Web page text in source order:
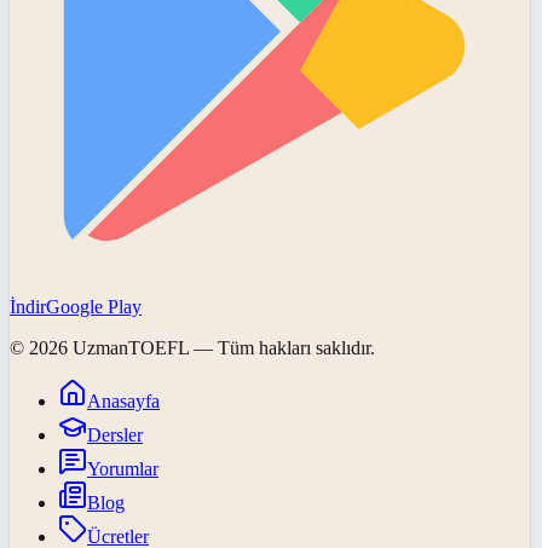
İndirGoogle Play
© 2026 UzmanTOEFL — Tüm hakları saklıdır.
Anasayfa
Dersler
Yorumlar
Blog
Ücretler